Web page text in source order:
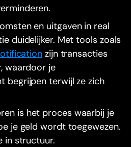
en uitgaven in real
duidelijker. Met tools zoals
zijn transacties
waardoor je
begrijpen terwijl ze zich
is het proces waarbij je
je geld wordt toegewezen.
in structuur.